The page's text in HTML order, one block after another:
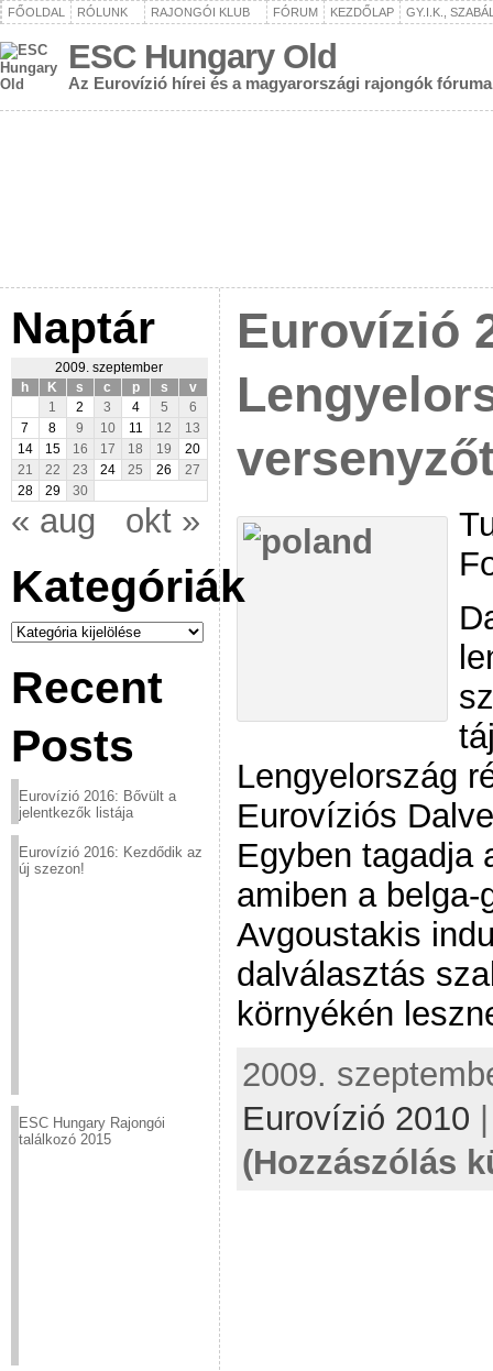
FŐOLDAL RÓLUNK RAJONGÓI KLUB FÓRUM KEZDŐLAP GY.I.K.,
ESC Hungary Old
Az Eurovízió hírei és a magyarországi rajongók fóruma
Naptár
2009. szeptember
h
K s c p s
v
1
2 3 4 5
6
7
8 9 10 11 12
13
14
15 16 17 18 19
20
21
22 23 24 25 26
27
28
29 30
« aug okt »
Kategóriák
Kategóriák
Recent
Posts
Eurovízió 2016: Bővült a
jelentkezők listája
Eurovízió 2016: Kezdődik az
új szezon!
ESC Hungary Rajongói
találkozó 2015
Eurovízió
Lengyelország
Eurovíziós
Egyben tagadja
amiben a
Avgoustakis
dalválasztás
környékén
2009.
Eurovízió 2010
(Hozzászólás